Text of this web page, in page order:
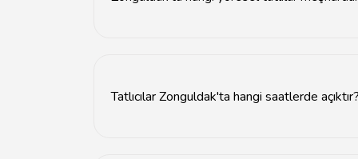
Tatlıcılar Zonguldak'ta hangi saatlerde açıktır?